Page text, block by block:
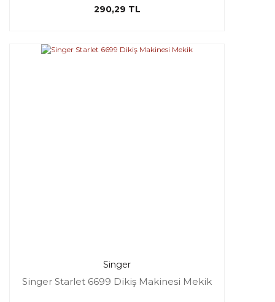
290,29 TL
Singer
Singer Starlet 6699 Dikiş Makinesi Mekik